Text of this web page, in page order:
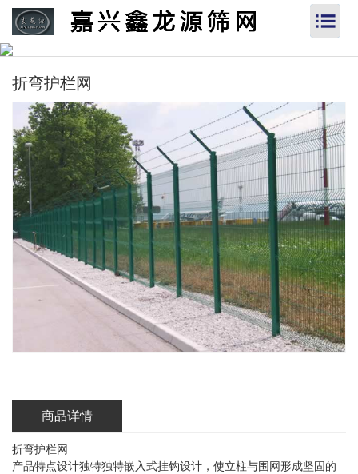
折弯护栏网
商品详情
折弯护栏网
产品特点设计独特独特嵌入式挂钩设计，使立柱与围网形成坚固的